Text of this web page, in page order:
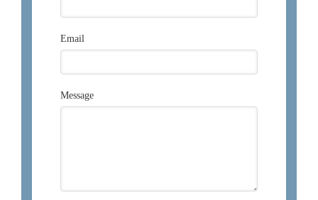
Email
Message